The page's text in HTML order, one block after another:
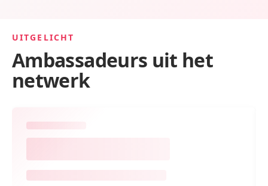
UITGELICHT
Ambassadeurs uit het
netwerk